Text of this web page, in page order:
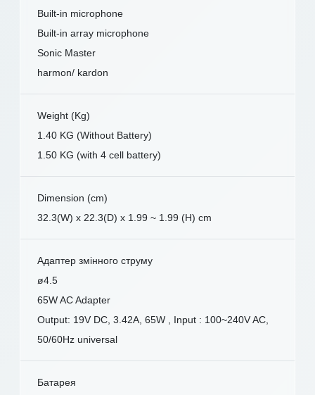
Built-in microphone
Built-in array microphone
Sonic Master
harmon/ kardon
Weight (Kg)
1.40 KG (Without Battery)
1.50 KG (with 4 cell battery)
Dimension (cm)
32.3(W) x 22.3(D) x 1.99 ~ 1.99 (H) cm
Адаптер змінного струму
ø4.5
65W AC Adapter
Output: 19V DC, 3.42A, 65W , Input : 100~240V AC,
50/60Hz universal
Батарея